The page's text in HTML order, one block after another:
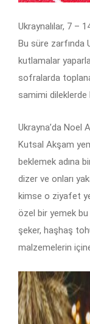
Ukraynalılar, 7 –
Bu süre zarfında
kutlamalar
sofralarda
samimi dileklerde
Ukrayna’da Noel
Kutsal Akşam
beklemek adına
dizer ve onları
kimse o ziyafet
özel bir yemek bu
şeker, haşhaş
malzemelerin